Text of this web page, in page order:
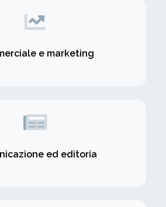
e marketing
ed editoria